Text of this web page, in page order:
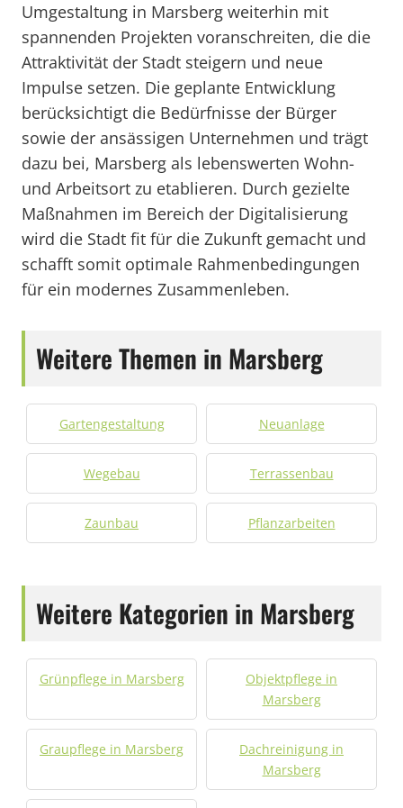
Umgestaltung in Marsberg weiterhin mit
spannenden Projekten voranschreiten, die die
Attraktivität der Stadt steigern und neue
Impulse setzen. Die geplante Entwicklung
berücksichtigt die Bedürfnisse der Bürger
sowie der ansässigen Unternehmen und trägt
dazu bei, Marsberg als lebenswerten Wohn-
und Arbeitsort zu etablieren. Durch gezielte
Maßnahmen im Bereich der Digitalisierung
wird die Stadt fit für die Zukunft gemacht und
schafft somit optimale Rahmenbedingungen
für ein modernes Zusammenleben.
Weitere Themen in Marsberg
Gartengestaltung Neuanlage
Wegebau Terrassenbau
Zaunbau Pflanzarbeiten
Weitere Kategorien in Marsberg
Grünpflege in Marsberg
Objektpflege in
Marsberg
Graupflege in Marsberg
Dachreinigung in
Marsberg